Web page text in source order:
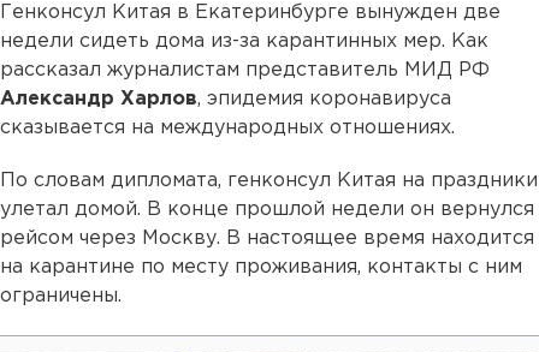
Генконсул Китая в Екатеринбурге вынужден две
недели сидеть дома из-за карантинных мер. Как
рассказал журналистам представитель МИД РФ
Александр Харлов, эпидемия коронавируса
сказывается на международных отношениях.
По словам дипломата, генконсул Китая на праздники
улетал домой. В конце прошлой недели он вернулся
рейсом через Москву. В настоящее время находится
на карантине по месту проживания, контакты с ним
ограничены.